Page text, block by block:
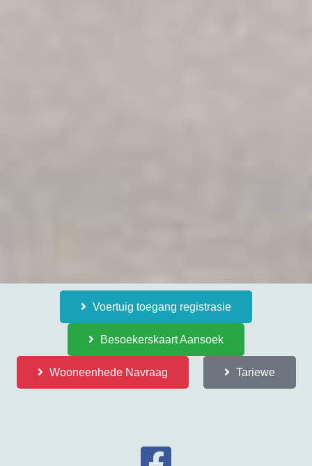
Voertuig toegang registrasie
Besoekerskaart Aansoek
Wooneenhede Navraag Tariewe